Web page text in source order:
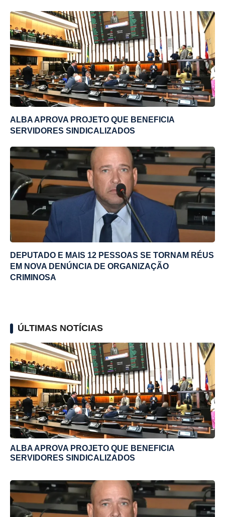
ALBA APROVA PROJETO QUE BENEFICIA
SERVIDORES SINDICALIZADOS
DEPUTADO E MAIS 12 PESSOAS SE TORNAM RÉUS
EM NOVA DENÚNCIA DE ORGANIZAÇÃO
CRIMINOSA
ÚLTIMAS NOTÍCIAS
ALBA APROVA PROJETO QUE BENEFICIA
SERVIDORES SINDICALIZADOS